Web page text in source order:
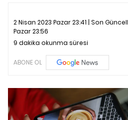
2 Nisan 2023 Pazar 23:41 | Son
Pazar 23:56
9 dakika okunma süresi
ABONE OL